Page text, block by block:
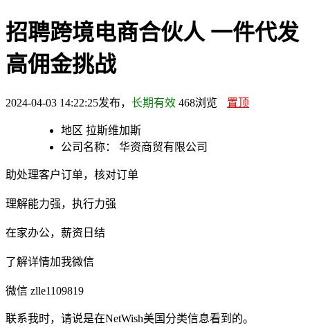
招聘跨境电商合伙人 一件代发
高佣金挑战
2024-04-03 14:22:25发布， 长期有效 468浏览 置顶
地区 拉斯维加斯
公司名称：
华资商贸有限公司
助处理客户订单，核对订单
理解能力强，执行力强
在家办公，薪资日结
了解详情加我微信
微信 zlle1109819
联系我时，请说是在NetWish美国分类信息看到的。